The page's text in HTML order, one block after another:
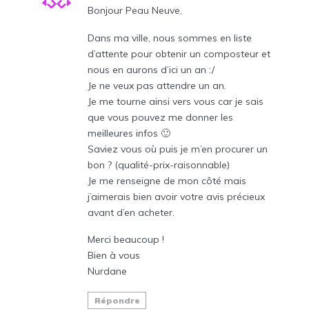
Bonjour Peau Neuve,
Dans ma ville, nous sommes en liste
d’attente pour obtenir un composteur et
nous en aurons d’ici un an :/
Je ne veux pas attendre un an.
Je me tourne ainsi vers vous car je sais
que vous pouvez me donner les
meilleures infos 🙂
Saviez vous où puis je m’en procurer un
bon ? (qualité-prix-raisonnable)
Je me renseigne de mon côté mais
j’aimerais bien avoir votre avis précieux
avant d’en acheter.
Merci beaucoup !
Bien à vous
Nurdane
Répondre